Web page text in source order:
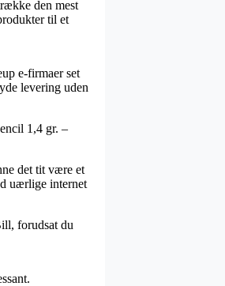
den mest
til et
e-firmaer set
levering uden
1,4 gr. –
det tit være et
uærlige internet
forudsat du